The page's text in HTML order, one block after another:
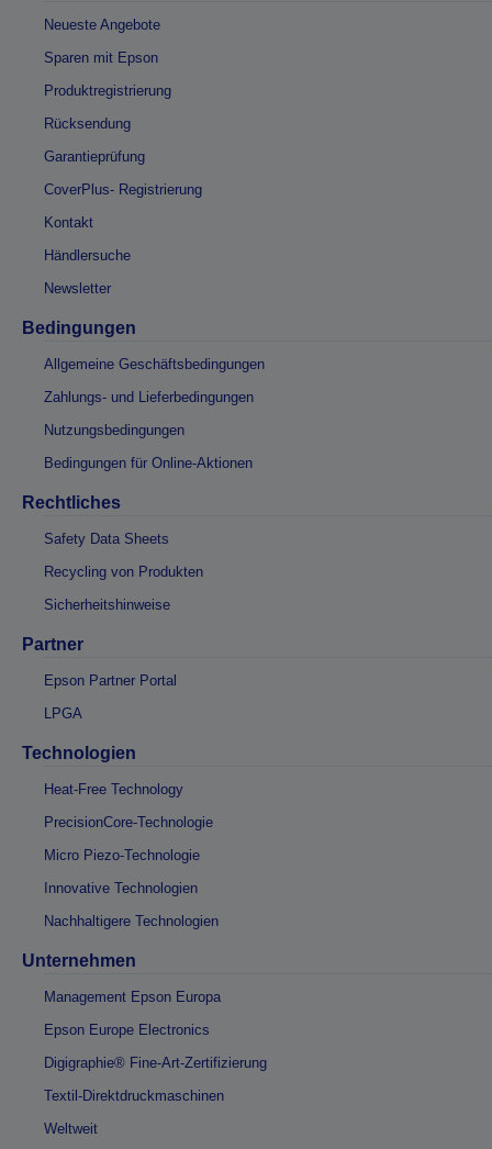
Neueste Angebote
Sparen mit Epson
Produktregistrierung
Rücksendung
Garantieprüfung
CoverPlus- Registrierung
Kontakt
Händlersuche
Newsletter
Bedingungen
Allgemeine Geschäftsbedingungen
Zahlungs- und Lieferbedingungen
Nutzungsbedingungen
Bedingungen für Online-Aktionen
Rechtliches
Safety Data Sheets
Recycling von Produkten
Sicherheitshinweise
Partner
Epson Partner Portal
LPGA
Technologien
Heat-Free Technology
PrecisionCore-Technologie
Micro Piezo-Technologie
Innovative Technologien
Nachhaltigere Technologien
Unternehmen
Management Epson Europa
Epson Europe Electronics
Digigraphie® Fine-Art-Zertifizierung
Textil-Direktdruckmaschinen
Weltweit